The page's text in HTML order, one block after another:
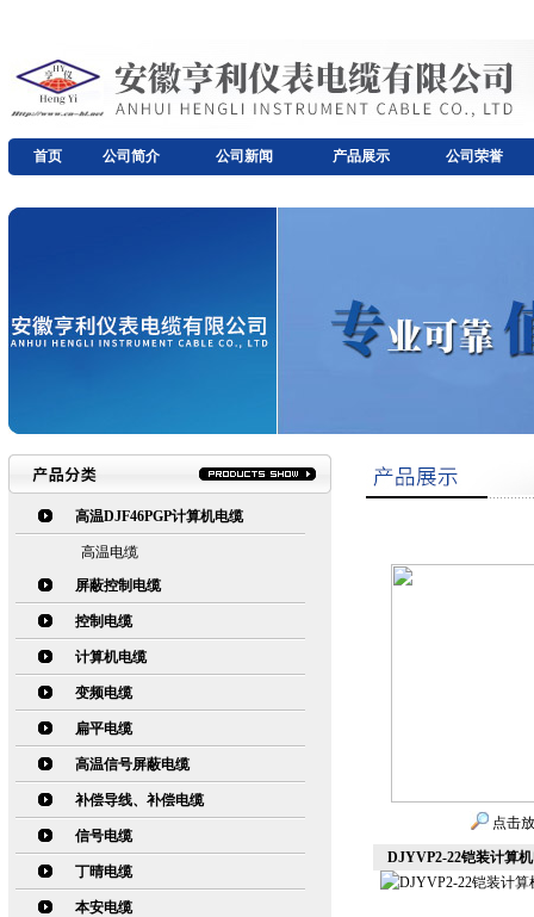
首页 公司简介 公司新闻 产品展示 公司荣誉
高温DJF46PGP计算机电缆
高温电缆
屏蔽控制电缆
控制电缆
计算机电缆
变频电缆
扁平电缆
高温信号屏蔽电缆
补偿导线、补偿电缆
信号电缆
丁晴电缆
本安电缆
点击
DJYVP2-22铠装计算